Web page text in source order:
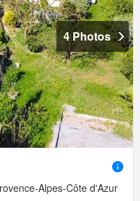
4 Photos
Alpes-Côte d'Azur